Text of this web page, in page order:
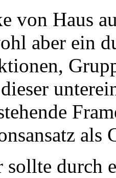
von Haus
aber ein
als
sollte durch